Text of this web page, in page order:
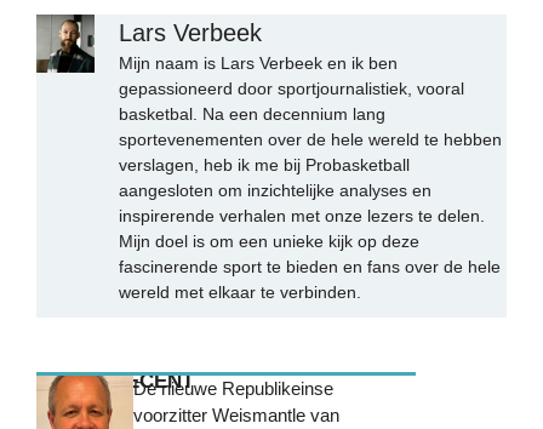
Lars Verbeek
Mijn naam is Lars Verbeek en ik ben
gepassioneerd door sportjournalistiek, vooral
basketbal. Na een decennium lang
sportevenementen over de hele wereld te hebben
verslagen, heb ik me bij Probasketball
aangesloten om inzichtelijke analyses en
inspirerende verhalen met onze lezers te delen.
Mijn doel is om een unieke kijk op deze
fascinerende sport te bieden en fans over de hele
wereld met elkaar te verbinden.
MEEST RECENTDe nieuwe Republikeinse
voorzitter Weismantle van